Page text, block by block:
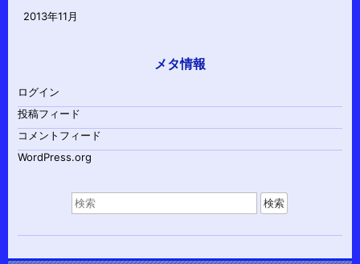
2013年11月
メタ情報
ログイン
投稿フィード
コメントフィード
WordPress.org
索
象: